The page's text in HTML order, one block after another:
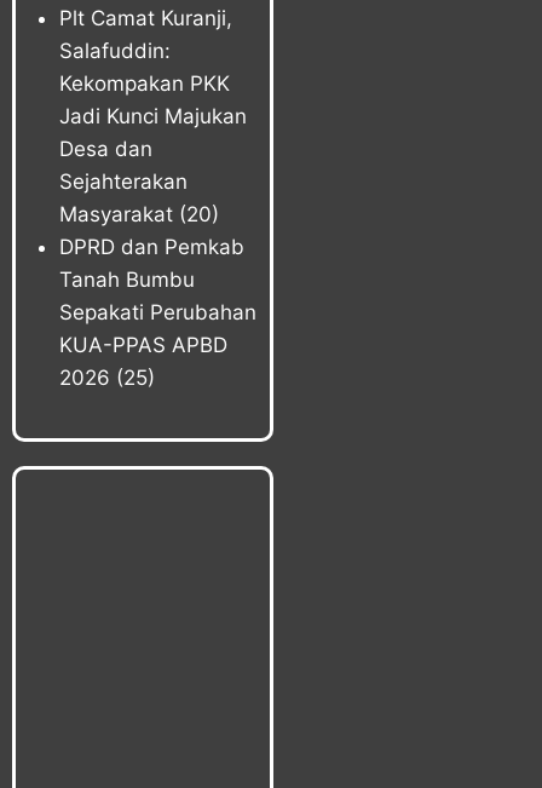
Plt Camat Kuranji,
Salafuddin:
Kekompakan PKK
Jadi Kunci Majukan
Desa dan
Sejahterakan
Masyarakat (20)
DPRD dan Pemkab
Tanah Bumbu
Sepakati Perubahan
KUA-PPAS APBD
2026 (25)